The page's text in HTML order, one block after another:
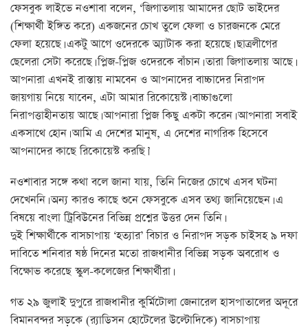
ফেসবুক লাইভে নওশাবা বলেন, ‘জিগাতলায় আমাদের ছোট ভাইদের
(শিক্ষার্থী ইঙ্গিত করে) একজনের চোখ তুলে ফেলা ও চারজনকে মেরে
ফেলা হয়েছে। একটু আগে ওদেরকে অ্যাটাক করা হয়েছে। ছাত্রলীগের
ছেলেরা সেটা করেছে। প্লিজ-প্লিজ ওদেরকে বাঁচান। তারা জিগাতলায় আছে।
আপনারা এখনই রাস্তায় নামবেন ও আপনাদের বাচ্চাদের নিরাপদ
জায়গায় নিয়ে যাবেন, এটা আমার রিকোয়েস্ট। বাচ্চাগুলো
নিরাপত্তাহীনতায় আছে। আপনারা প্লিজ কিছু একটা করেন। আপনারা সবাই
একসাথে হোন। আমি এ দেশের মানুষ, এ দেশের নাগরিক হিসেবে
আপনাদের কাছে রিকোয়েস্ট করছি।’
নওশাবার সঙ্গে কথা বলে জানা যায়, তিনি নিজের চোখে এসব ঘটনা
দেখেননি। অন্য কারও কাছে শুনে ফেসবুকে এসব তথ্য জানিয়েছেন। এ
বিষয়ে বাংলা ট্রিবিউনের বিভিন্ন প্রশ্নের উত্তর দেন তিনি।
দুই শিক্ষার্থীকে বাসচাপায় ‘হত্যার’ বিচার ও নিরাপদ সড়ক চাইসহ ৯ দফা
দাবিতে শনিবার ষষ্ঠ দিনের মতো রাজধানীর বিভিন্ন সড়ক অবরোধ ও
বিক্ষোভ করেছে স্কুল-কলেজের শিক্ষার্থীরা।
গত ২৯ জুলাই দুপুরে রাজধানীর কুর্মিটোলা জেনারেল হাসপাতালের অদূরে
বিমানবন্দর সড়কে (র‌্যাডিসন হোটেলের উল্টোদিকে) বাসচাপায়